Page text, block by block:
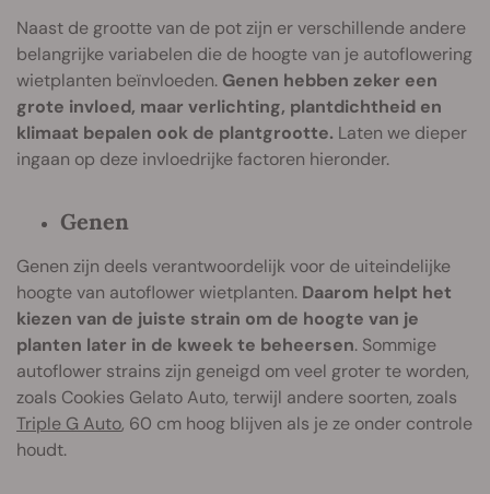
Naast de grootte van de pot zijn er verschillende andere
belangrijke variabelen die de hoogte van je autoflowering
wietplanten beïnvloeden. Genen hebben zeker een
grote invloed, maar verlichting, plantdichtheid en
klimaat bepalen ook de plantgrootte. Laten we dieper
ingaan op deze invloedrijke factoren hieronder.
Genen
Genen zijn deels verantwoordelijk voor de uiteindelijke
hoogte van autoflower wietplanten. Daarom helpt het
kiezen van de juiste strain om de hoogte van je
planten later in de kweek te beheersen. Sommige
autoflower strains zijn geneigd om veel groter te worden,
zoals Cookies Gelato Auto, terwijl andere soorten, zoals
Triple G Auto, 60 cm hoog blijven als je ze onder controle
houdt.